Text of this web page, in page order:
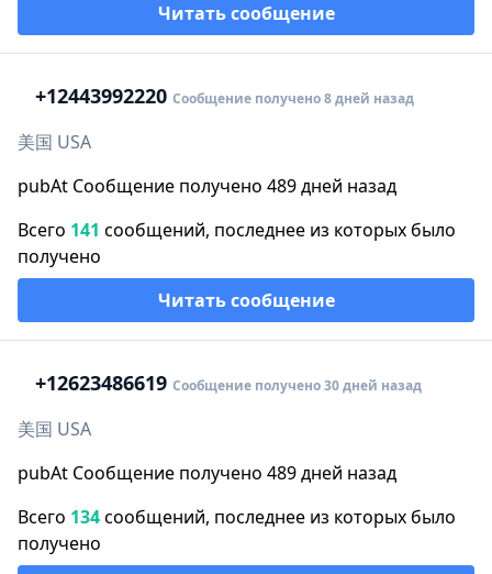
Читать сообщение
+12443992220 Сообщение получено 8 дней назад
美国 USA
pubAt Сообщение получено 489 дней назад
Всего 141 сообщений, последнее из которых было
получено
Читать сообщение
+12623486619 Сообщение получено 30 дней назад
美国 USA
pubAt Сообщение получено 489 дней назад
Всего 134сообщений, последнее из которых было
получено